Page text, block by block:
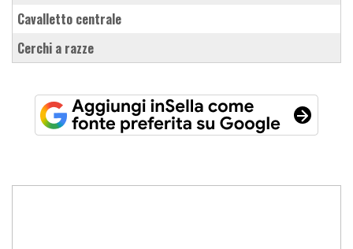
cavalletto centrale
cerchi a razze